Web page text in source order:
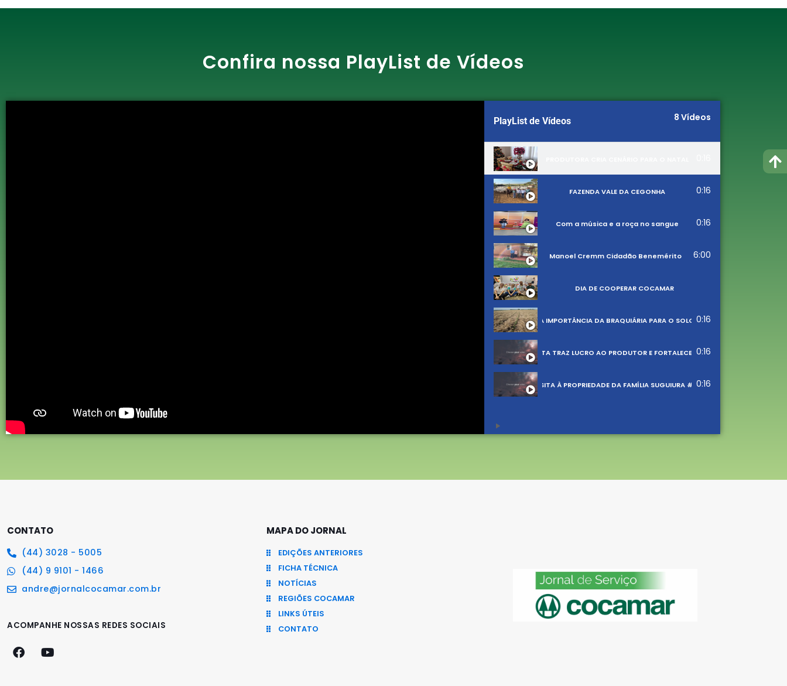
Confira nossa PlayList de Vídeos
PlayList de Vídeos 8 Vídeos
FAZENDA VALE DA CEGONHA 0:16
Com a música e a roça no sangue 0:16
Manoel Cremm Cidadão Benemérito 6:00
DIA DE COOPERAR COCAMAR
A IMPORTÂNCIA DA BRAQUIÁRIA PARA O SOLO 0:16
UMA BOA COLHEITA TRAZ LUCRO AO PRODUTOR E FORTALECE A ECONOMIA #11
0:16
VISITA À PROPRIEDADE DA FAMÍLIA SUGUIURA #100:16
CONTATO
(44) 3028 - 5005
(44) 9 9101 - 1466
andre@jornalcocamar.com.br
ACOMPANHE NOSSAS REDES SOCIAIS
MAPA DO JORNAL
EDIÇÕES ANTERIORES
FICHA TÉCNICA
NOTÍCIAS
REGIÕES COCAMAR
LINKS ÚTEIS
CONTATO